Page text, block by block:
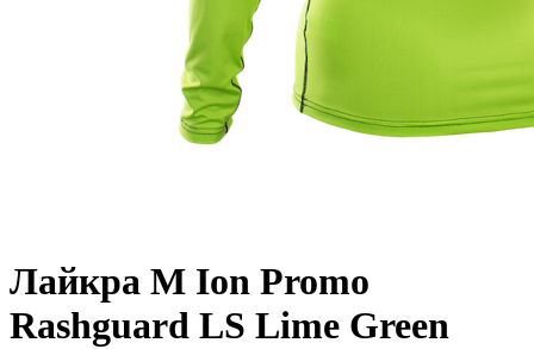
Лайкра М Ion Promo
Rashguard LS Lime Green